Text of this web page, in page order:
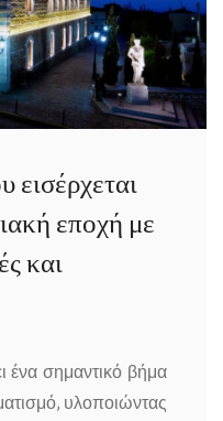
εποχή με
και
ένα σημαντικό βήμα
υλοποιώντας